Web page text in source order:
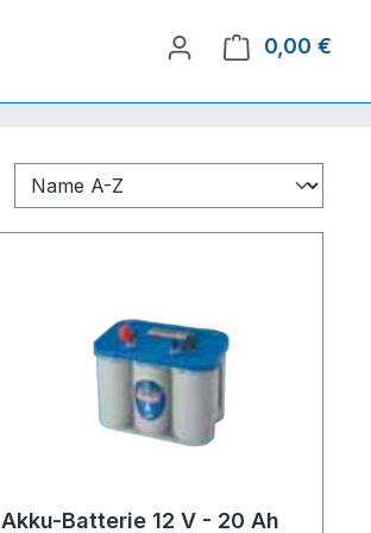
0,00 €
Akku-Batterie 12 V - 20 Ah